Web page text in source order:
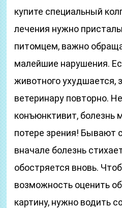
купите специальный
лечения нужно
питомцем, важно
малейшие нарушения.
животного ухудшается,
ветеринару повторно.
конъюнктивит, болезнь
потере зрения! Бывают
вначале болезнь
обостряется вновь.
возможность оценить
картину, нужно водить